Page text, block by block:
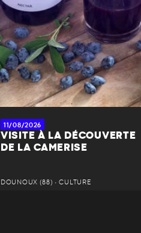
11/08/2026
VISITE À LA DÉCOUVERTE
DE LA CAMERISE
DOUNOUX (88) • CULTURE